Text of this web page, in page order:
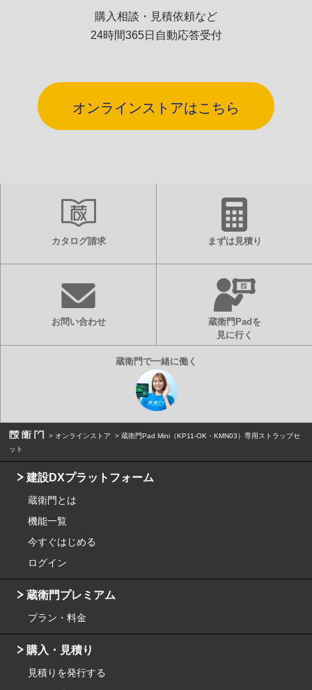
購入相談・見積依頼など
24時間365日自動応答受付
オンラインストアはこちら
カタログ請求 まずは見積り
お問い合わせ
蔵衛門Padを
見に行く
オンラインストア
蔵衛門Pad Mini（KP11-OK・KMN03）専用ストラップセ
ット
建設DXプラットフォーム
蔵衛門とは
機能一覧
今すぐはじめる
ログイン
蔵衛門プレミアム
プラン・料金
購入・見積り
見積りを発行する